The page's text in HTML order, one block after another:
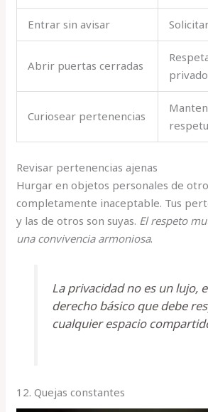
Entrar sin avisar
Abrir puertas cerradas
Curiosear pertenencias
Revisar pertenencias ajenas
Hurgar en objetos personales de
completamente inaceptable. Tus
y las de otros son suyas. El respeto
una convivencia armoniosa.
La privacidad no es un lujo,
derecho básico que debe
cualquier espacio
12. Quejas constantes